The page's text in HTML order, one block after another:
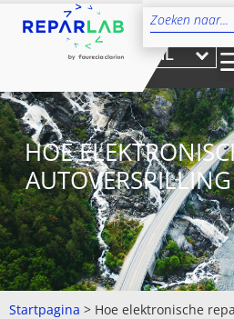
NL
HOE
Startpagina > Hoe elektronische